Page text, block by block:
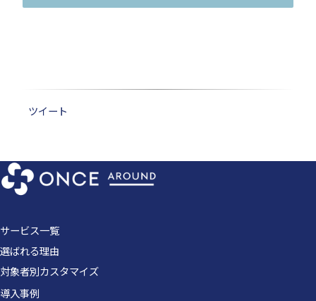
ツイート
サービス一覧
選ばれる理由
対象者別カスタマイズ
導入事例